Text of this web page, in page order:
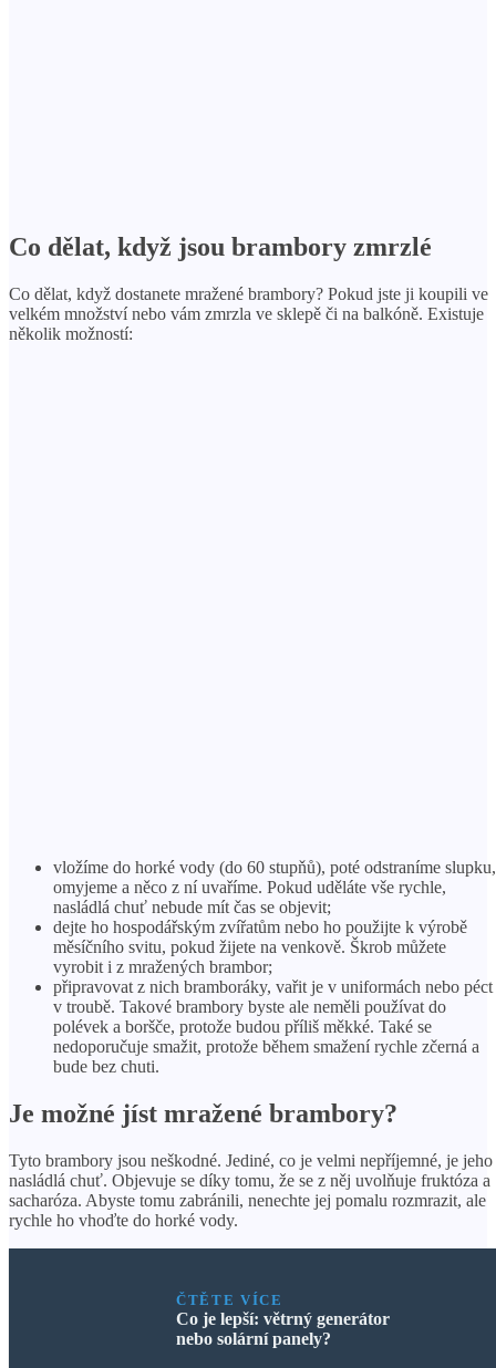
Co dělat, když jsou brambory zmrzlé
Co dělat, když dostanete mražené brambory? Pokud jste ji koupili ve
velkém množství nebo vám zmrzla ve sklepě či na balkóně. Existuje
několik možností:
vložíme do horké vody (do 60 stupňů), poté odstraníme slupku,
omyjeme a něco z ní uvaříme. Pokud uděláte vše rychle,
nasládlá chuť nebude mít čas se objevit;
dejte ho hospodářským zvířatům nebo ho použijte k výrobě
měsíčního svitu, pokud žijete na venkově. Škrob můžete
vyrobit i z mražených brambor;
připravovat z nich bramboráky, vařit je v uniformách nebo péct
v troubě. Takové brambory byste ale neměli používat do
polévek a boršče, protože budou příliš měkké. Také se
nedoporučuje smažit, protože během smažení rychle zčerná a
bude bez chuti.
Je možné jíst mražené brambory?
Tyto brambory jsou neškodné. Jediné, co je velmi nepříjemné, je jeho
nasládlá chuť. Objevuje se díky tomu, že se z něj uvolňuje fruktóza a
sacharóza. Abyste tomu zabránili, nenechte jej pomalu rozmrazit, ale
rychle ho vhoďte do horké vody.
ČTĚTE VÍCE
Co je lepší: větrný generátor
nebo solární panely?